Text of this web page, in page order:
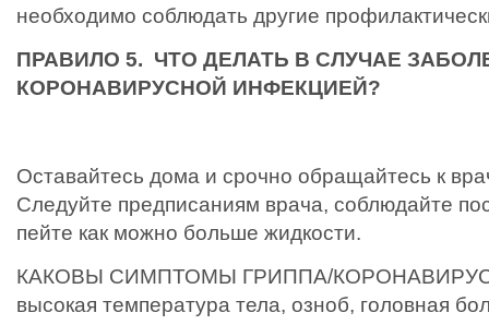
необходимо соблюдать другие
ПРАВИЛО 5. ЧТО ДЕЛАТЬ В СЛУЧАЕ
КОРОНАВИРУСНОЙ ИНФЕКЦИЕЙ?
Оставайтесь дома и срочно обращайтесь к
Следуйте предписаниям врача, соблюдайте
пейте как можно больше жидкости.
КАКОВЫ СИМПТОМЫ ГРИППА/
высокая температура тела, озноб, головная